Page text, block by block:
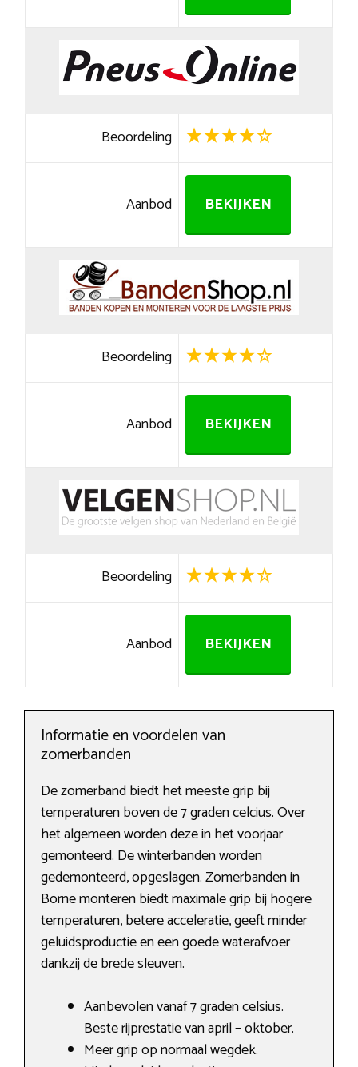
Beoordeling
Aanbod BEKIJKEN
Beoordeling
Aanbod BEKIJKEN
Beoordeling
Aanbod BEKIJKEN
Informatie en voordelen van
zomerbanden
De zomerband biedt het meeste grip bij
temperaturen boven de 7 graden celcius. Over
het algemeen worden deze in het voorjaar
gemonteerd. De winterbanden worden
gedemonteerd, opgeslagen. Zomerbanden in
Borne monteren biedt maximale grip bij hogere
temperaturen, betere acceleratie, geeft minder
geluidsproductie en een goede waterafvoer
dankzij de brede sleuven.
Aanbevolen vanaf 7 graden celsius.
Beste rijprestatie van april – oktober.
Meer grip op normaal wegdek.